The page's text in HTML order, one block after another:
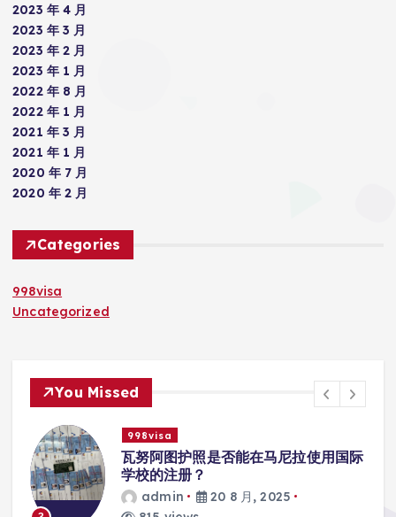
2023 年 4 月
2023 年 3 月
2023 年 2 月
2023 年 1 月
2022 年 8 月
2022 年 1 月
2021 年 3 月
2021 年 1 月
2020 年 7 月
2020 年 2 月
Categories
998visa
Uncategorized
You Missed
998visa
瓦努阿图护照是否能在马尼拉使用国际
学校的注册？
admin
20 8 月, 2025